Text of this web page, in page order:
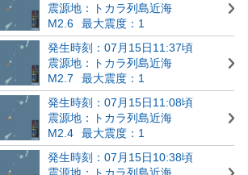
震源地：トカラ列島近海
M2.6
最大震度：1
発生時刻：07月15日11:37頃
震源地：トカラ列島近海
M2.7
最大震度：1
発生時刻：07月15日11:08頃
震源地：トカラ列島近海
M2.4
最大震度：1
発生時刻：07月15日10:38頃
震源地：トカラ列島近海